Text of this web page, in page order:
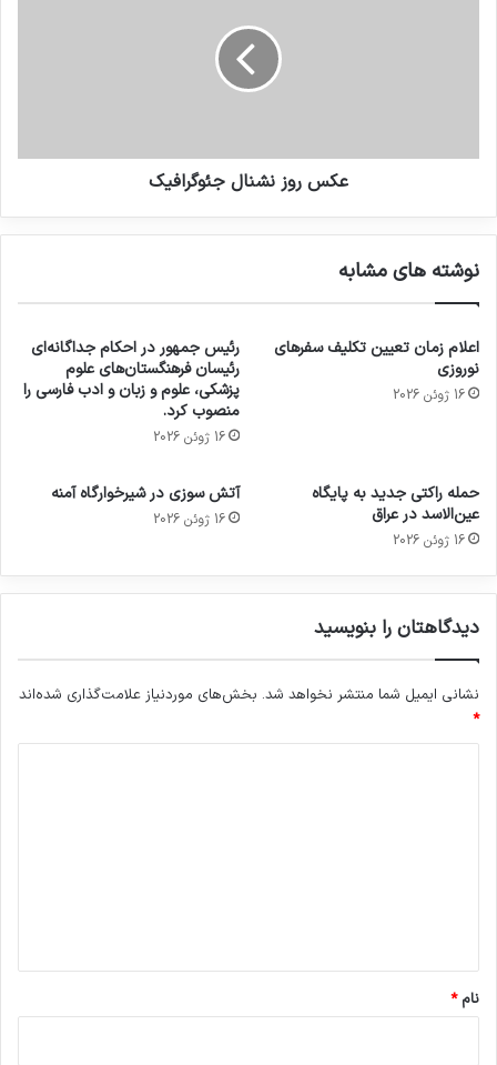
عکس روز نشنال جئوگرافیک
نوشته های مشابه
اعلام زمان تعیین تکلیف سفرهای
نوروزی
16 ژوئن 2026
رئیس جمهور در احکام جداگانه‌ای
رئیسان فرهنگستان‌های علوم
پزشکی، علوم و زبان و ادب فارسی را
منصوب کرد.
16 ژوئن 2026
حمله راکتی جدید به پایگاه
عین‌الاسد در عراق
16 ژوئن 2026
آتش سوزی در شیرخوارگاه آمنه
16 ژوئن 2026
دیدگاهتان را بنویسید
نشانی ایمیل شما منتشر نخواهد شد. بخش‌های موردنیاز علامت‌گذاری شده‌اند
*
نام*